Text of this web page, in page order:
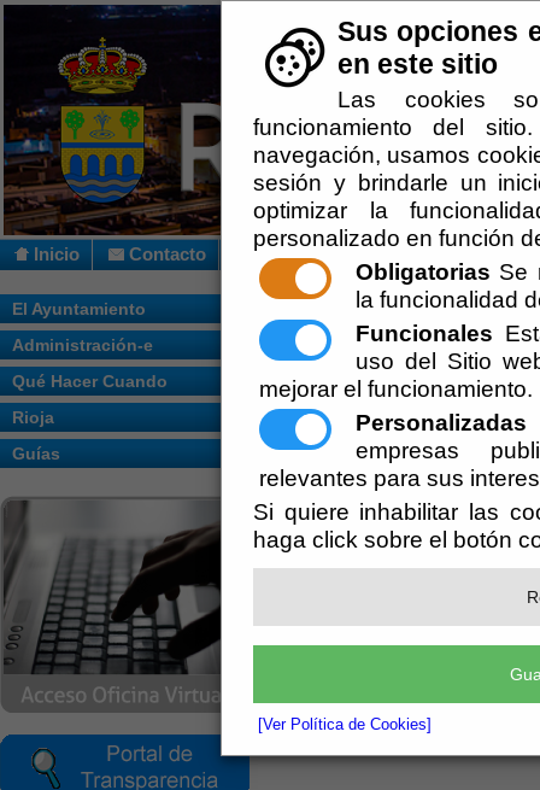
Sus opciones
en este sitio
Las cookies
funcionamiento del
navegación, usamos
sesión y brindarle un
optimizar la
personalizado en función
Obligatorias Se
la funcionalidad
Funcionales
uso del Sitio
mejorar el funcionamiento.
Personalizadas
empresas
relevantes para sus
Si quiere inhabilitar las
haga click sobre el botón
[Ver Política de Cookies]
Inicio Contacto
El Ayuntamiento
Administración-e
Qué Hacer Cuando
Rioja
Guías
Usted se encuentra aquí:Inicio /Que